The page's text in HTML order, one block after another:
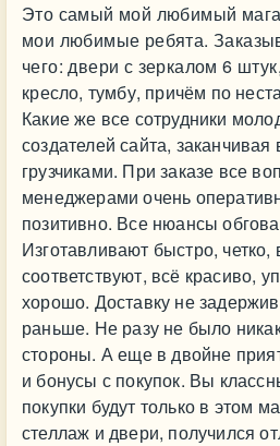
Это самый мой любимый
мои любимые ребята.
чего: двери с зеркалом 6
кресло, тумбу, причём по
Какие же все сотрудники
создателей сайта,
грузчиками. При заказе все
менеджерами очень
позитивно. Все нюансы
Изготавливают быстро,
соответствуют, всё красиво,
хорошо. Доставку не
раньше. Не разу не было
стороны. А еще в двойне
и бонусы с покупок. Вы
покупки будут только в этом
стеллаж и двери, получился